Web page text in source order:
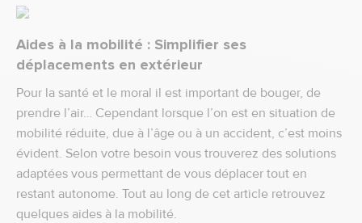
Aides à la mobilité : Simplifier ses
déplacements en extérieur
Pour la santé et le moral il est important de bouger, de
prendre l’air… Cependant lorsque l’on est en situation de
mobilité réduite, due à l’âge ou à un accident, c’est moins
évident. Selon votre besoin vous trouverez des solutions
adaptées vous permettant de vous déplacer tout en
restant autonome. Tout au long de cet article retrouvez
quelques aides à la mobilité.